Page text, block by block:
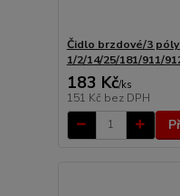
Čidlo brzdové/3
1/2/14/25/181/911/
183 Kč/ks
151 Kč bez DPH